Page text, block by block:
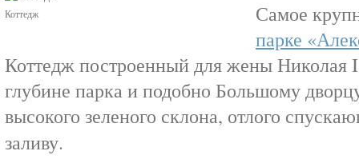
Коттедж
Самое
парке
Коттедж построенный для жены Николая
глубине парка и подобно Большому
высокого зеленого склона, отлого
заливу.